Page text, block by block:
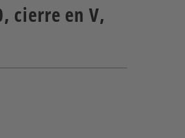
cierre en V,